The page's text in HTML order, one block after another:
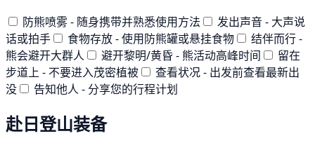
防熊喷雾 - 随身携带并熟悉使用方法
发出声音 - 大声说
话或拍手
食物存放 - 使用防熊罐或悬挂食物
结伴而行 -
熊会避开大群人
避开黎明/黄昏 - 熊活动高峰时间
留在
步道上 - 不要进入茂密植被
查看状况 - 出发前查看最新出
没
告知他人 - 分享您的行程计划
赴日登山装备